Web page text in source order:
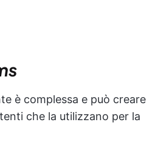
è complessa e può creare
che la utilizzano per la